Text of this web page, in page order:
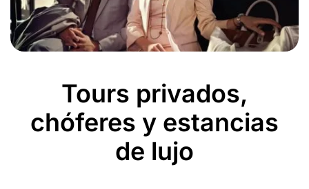
Tours privados,
chóferes y estancias
de lujo